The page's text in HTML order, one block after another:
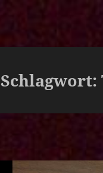
Schlagwort: